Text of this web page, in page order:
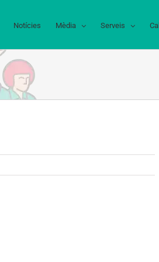
Notícies Mèdia Serveis